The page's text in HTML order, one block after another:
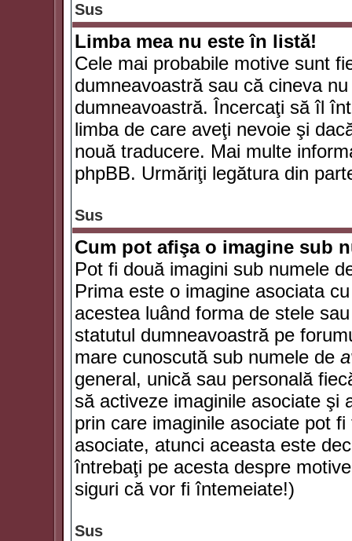
Sus
Limba mea nu este în listă!
Cele mai probabile motive sunt
dumneavoastră sau că cineva
dumneavoastră. Încercaţi să îl
limba de care aveţi nevoie şi
nouă traducere. Mai multe
phpBB. Urmăriţi legătura din
Sus
Cum pot afişa o imagine sub
Pot fi două imagini sub numele
Prima este o imagine asociata
acestea luând forma de stele
statutul dumneavoastră pe
mare cunoscută sub numele de
general, unică sau personală
să activeze imaginile asociate şi
prin care imaginile asociate pot
asociate, atunci aceasta este
întrebaţi pe acesta despre
siguri că vor fi întemeiate!)
Sus